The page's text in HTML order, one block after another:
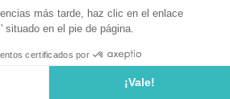
, la destinació perfecta per a
. Situat a laCosta Brava
magníficcàmping espanyol
amb els seusequipaments de luxe
. Tant si busqueu una